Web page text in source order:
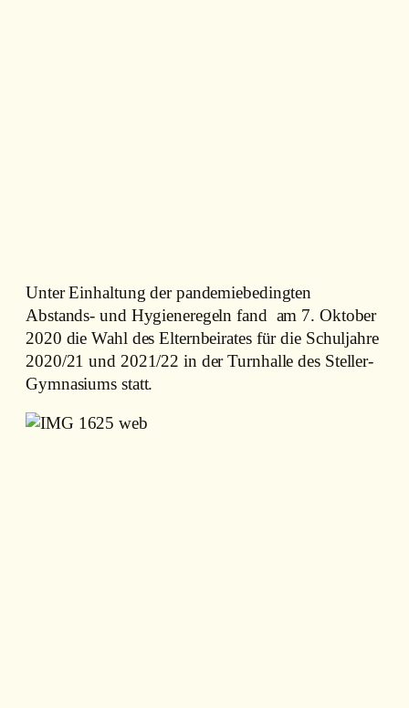
Unter Einhaltung der pandemiebedingten
Abstands- und Hygieneregeln fand am 7. Oktober
2020 die Wahl des Elternbeirates für die Schuljahre
2020/21 und 2021/22 in der Turnhalle des Steller-
Gymnasiums statt.